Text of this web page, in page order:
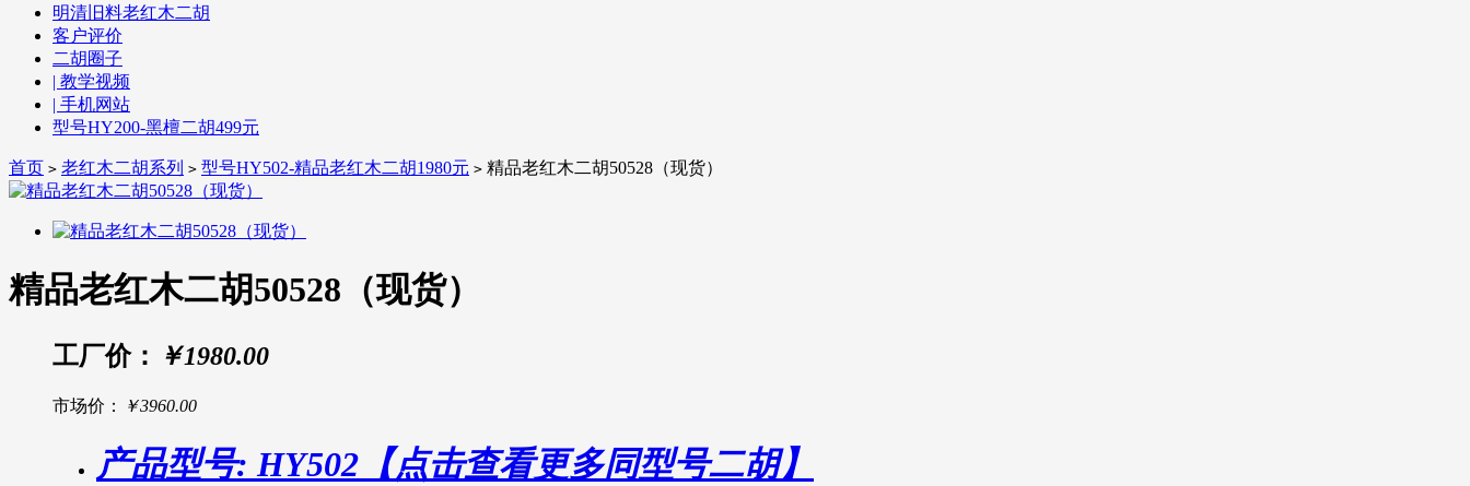
明清旧料老红木二胡
客户评价
二胡圈子
| 教学视频
| 手机网站
型号HY200-黑檀二胡499元
首页 > 老红木二胡系列 > 型号HY502-精品老红木二胡1980元 > 精品老红木二胡50528（现货）
精品老红木二胡50528（现货）
工厂价： ￥1980.00
市场价： ￥3960.00
产品型号: HY502【点击查看更多同型号二胡】